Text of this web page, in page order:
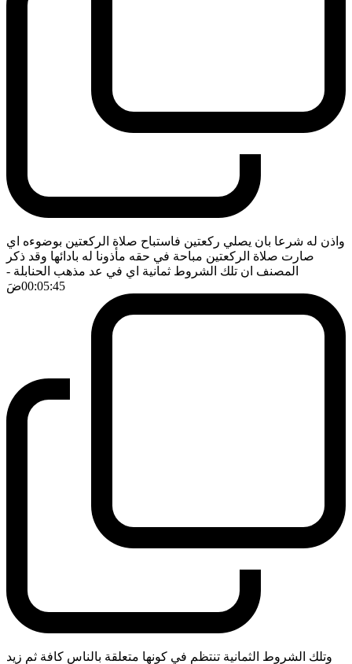
واذن له شرعا بان يصلي ركعتين فاستباح صلاة الركعتين بوضوءه اي
صارت صلاة الركعتين مباحة في حقه مأذونا له بادائها وقد ذكر
المصنف ان تلك الشروط ثمانية اي في عد مذهب الحنابلة -
00:05:45ضَ
وتلك الشروط الثمانية تنتظم في كونها متعلقة بالناس كافة ثم زيد